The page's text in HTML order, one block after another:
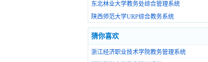
东北林业大学教务处综合管理系统
陕西师范大学URP综合教务系统
猜你喜欢
浙江经济职业技术学院教务管理系统